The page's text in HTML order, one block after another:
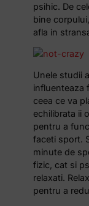
psihic. De
bine
afla in
Unele studii
influenteaza
ceea ce va
echilibrata ii
pentru a
faceti sport.
minute de
fizic, cat si
relaxati.
pentru a